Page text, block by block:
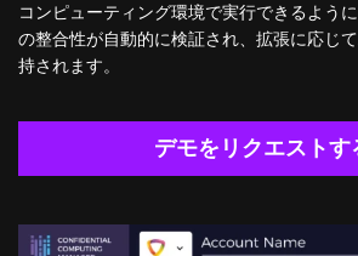
コンピューティング環境で実行できるよう
の整合性が自動的に検証され、拡張に応じ
持されます。
デモをリクエストす